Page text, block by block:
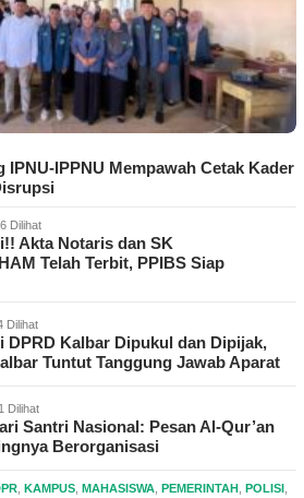
IPPNU Mempawah Cetak Kader
Dilihat
Akta Notaris dan SK
Telah Terbit, PPIBS Siap
Dilihat
DPRD Kalbar Dipukul dan Dipijak,
Tuntut Tanggung Jawab Aparat
Dilihat
Santri Nasional: Pesan Al-Qur’an
Berorganisasi
KAMPUS MAHASISWA PEMERINTAH POLISI